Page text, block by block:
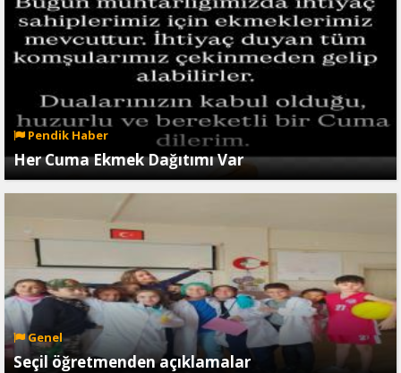
Pendik Haber
Her Cuma Ekmek Dağıtımı Var
Genel
Seçil öğretmenden açıklamalar